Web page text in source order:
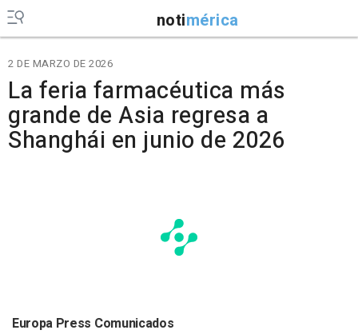
notimérica
2 DE MARZO DE 2026
La feria farmacéutica más
grande de Asia regresa a
Shanghái en junio de 2026
Europa Press Comunicados